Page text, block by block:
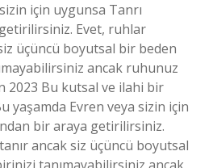
için uygunsa Tanrı
Evet, ruhlar
üçüncü boyutsal bir beden
ancak ruhunuz
2023 Bu kutsal ve ilahi bir
yaşamda Evren veya sizin için
bir araya getirilirsiniz.
ancak siz üçüncü boyutsal